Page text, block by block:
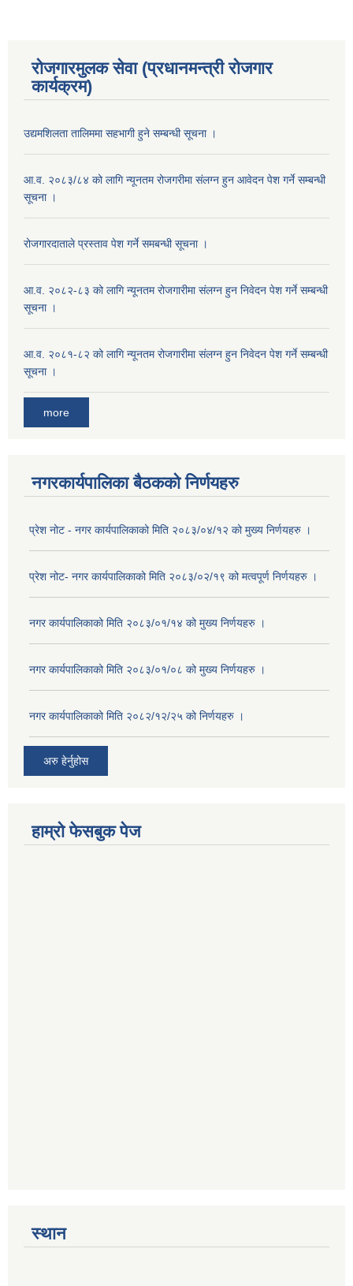
रोजगारमुलक सेवा (प्रधानमन्त्री रोजगार
कार्यक्रम)
उद्यमशिलता तालिममा सहभागी हुने सम्बन्धी सूचना ।
आ.व. २०८३/८४ को लागि न्यूनतम रोजगरीमा संलग्न हुन आवेदन पेश गर्ने सम्बन्धी
सूचना ।
रोजगारदाताले प्रस्ताव पेश गर्ने समबन्धी सूचना ।
आ.व. २०८२-८३ को लागि न्यूनतम रोजगारीमा संलग्न हुन निवेदन पेश गर्ने सम्बन्धी
सूचना ।
आ.व. २०८१-८२ को लागि न्यूनतम रोजगारीमा संलग्न हुन निवेदन पेश गर्ने सम्बन्धी
सूचना ।
more
नगरकार्यपालिका बैठकको निर्णयहरु
प्रेश नोट - नगर कार्यपालिकाको मिति २०८३/०४/१२ को मुख्य निर्णयहरु ।
प्रेश नोट- नगर कार्यपालिकाको मिति २०८३/०२/१९ को मत्वपूर्ण निर्णयहरु ।
नगर कार्यपालिकाको मिति २०८३/०१/१४ को मुख्य निर्णयहरु ।
नगर कार्यपालिकाको मिति २०८३/०१/०८ को मुख्य निर्णयहरु ।
नगर कार्यपालिकाको मिति २०८२/१२/२५ को निर्णयहरु ।
अरु हेर्नुहोस
हाम्रो फेसबुक पेज
स्थान